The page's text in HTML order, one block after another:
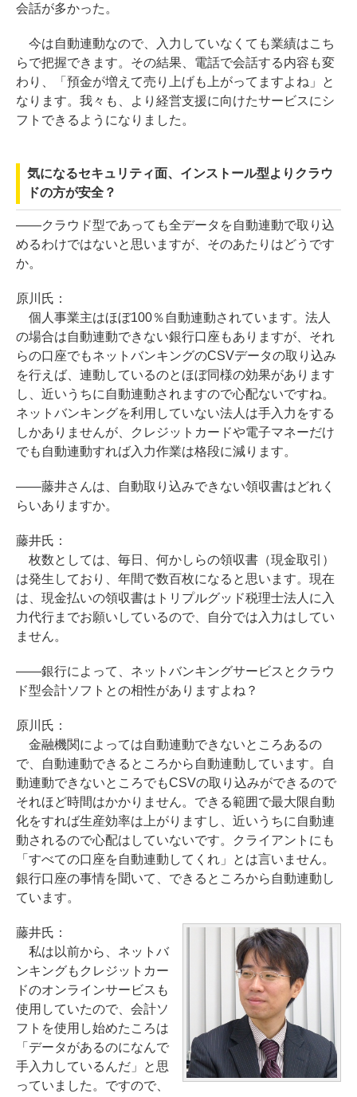
会話が多かった。
今は自動連動なので、入力していなくても業績はこち
らで把握できます。その結果、電話で会話する内容も変
わり、「預金が増えて売り上げも上がってますよね」と
なります。我々も、より経営支援に向けたサービスにシ
フトできるようになりました。
気になるセキュリティ面、インストール型よりクラウ
ドの方が安全？
――クラウド型であっても全データを自動連動で取り込
めるわけではないと思いますが、そのあたりはどうです
か。
原川氏：
個人事業主はほぼ100％自動連動されています。法人
の場合は自動連動できない銀行口座もありますが、それ
らの口座でもネットバンキングのCSVデータの取り込み
を行えば、連動しているのとほぼ同様の効果があります
し、近いうちに自動連動されますので心配ないですね。
ネットバンキングを利用していない法人は手入力をする
しかありませんが、クレジットカードや電子マネーだけ
でも自動連動すれば入力作業は格段に減ります。
――藤井さんは、自動取り込みできない領収書はどれく
らいありますか。
藤井氏：
枚数としては、毎日、何かしらの領収書（現金取引）
は発生しており、年間で数百枚になると思います。現在
は、現金払いの領収書はトリプルグッド税理士法人に入
力代行までお願いしているので、自分では入力はしてい
ません。
――銀行によって、ネットバンキングサービスとクラウ
ド型会計ソフトとの相性がありますよね？
原川氏：
金融機関によっては自動連動できないところあるの
で、自動連動できるところから自動連動しています。自
動連動できないところでもCSVの取り込みができるので
それほど時間はかかりません。できる範囲で最大限自動
化をすれば生産効率は上がりますし、近いうちに自動連
動されるので心配はしていないです。クライアントにも
「すべての口座を自動連動してくれ」とは言いません。
銀行口座の事情を聞いて、できるところから自動連動し
ています。
藤井氏：
私は以前から、ネットバ
ンキングもクレジットカー
ドのオンラインサービスも
使用していたので、会計ソ
フトを使用し始めたころは
「データがあるのになんで
手入力しているんだ」と思
っていました。ですので、